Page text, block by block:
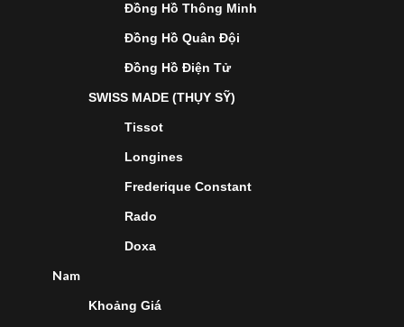
Đồng Hồ Thông Minh
Đồng Hồ Quân Đội
Đồng Hồ Điện Tử
SWISS MADE (THỤY SỸ)
Tissot
Longines
Frederique Constant
Rado
Doxa
Nam
Khoảng Giá